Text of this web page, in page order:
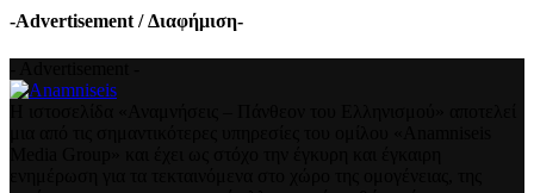
-Advertisement / Διαφήμιση-